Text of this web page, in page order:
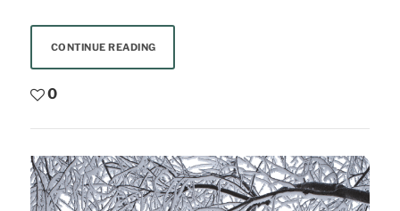
CONTINUE READING
0